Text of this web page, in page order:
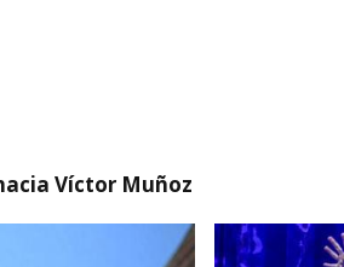
Víctor Muñoz